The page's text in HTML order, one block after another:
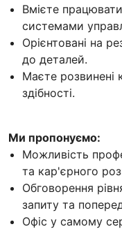
Вмієте
системами
Орієнтовані на
до деталей.
Маєте розвинені
здібності.
Ми пропонуємо:
Можливість
та кар'єрного
Обговорення
запиту та
Офіс у самому